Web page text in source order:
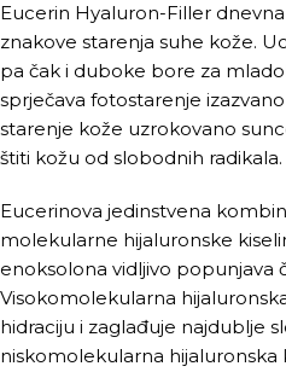
Eucerin Hyaluron-Filler
znakove starenja suhe kože.
pa čak i duboke bore za
sprječava fotostarenje
starenje kože uzrokovano
štiti kožu od slobodnih radikala.
Eucerinova jedinstvena
molekularne hijaluronske
enoksolona vidljivo popunjava
Visokomolekularna
hidraciju i zaglađuje najdublje
niskomolekularna hijaluronska